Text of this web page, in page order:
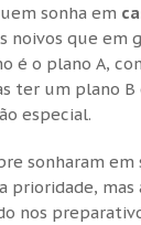
sonha em
noivos que em
é o plano A,
ter um plano B
especial.
sonharam em
prioridade, mas
nos